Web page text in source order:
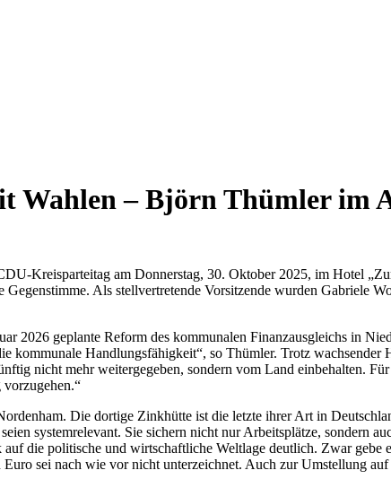
Wahlen – Björn Thümler im
Kreisparteitag am Donnerstag, 30. Oktober 2025, im Hotel
Als stellvertretende Vorsitzende wurden Gabriele
geplante Reform des kommunalen Finanzausgleichs in
Handlungsfähigkeit“, so Thümler. Trotz wachsender
nicht mehr weitergegeben, sondern vom Land einbehalten.
Die dortige Zinkhütte ist die letzte ihrer Art in
systemrelevant. Sie sichern nicht nur Arbeitsplätze, sondern
die politische und wirtschaftliche Weltlage deutlich. Zwar gebe
sei nach wie vor nicht unterzeichnet. Auch zur Umstellung